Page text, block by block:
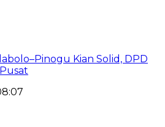
Kian Solid, DPD